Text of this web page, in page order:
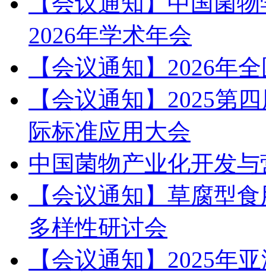
2026年学术年会
【会议通知】2026年
【会议通知】2025第
际标准应用大会
中国菌物产业化开发
【会议通知】草腐型
多样性研讨会
【会议通知】2025年